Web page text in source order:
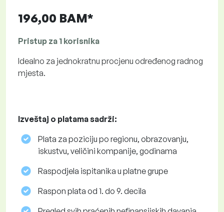
196,00 BAM*
Pristup za 1 korisnika
Idealno za jednokratnu procjenu određenog radnog
mjesta.
Izveštaj o platama sadrži:
Plata za poziciju po regionu, obrazovanju,
iskustvu, veličini kompanije, godinama
Raspodjela ispitanika u platne grupe
Raspon plata od 1. do 9. decila